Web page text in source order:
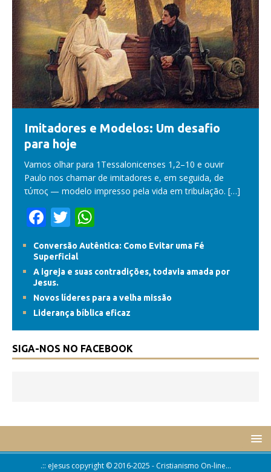
Imitadores e Modelos: Um desafio
para hoje
Vamos olhar para 1Tessalonicenses 1,2–10 e ouvir
Paulo nos chamar de imitadores e, em seguida, de
τύπος — modelo impresso pela vida em tribulação. […]
F
e
b
o
o
k
T
w
itt
er
h
at
s
A
p
p
Conversão Autêntica: Como Evitar uma Fé
Superficial
A igreja e suas contradições, todavia amada por
Jesus.
Novos líderes para a velha missão
Liderança bíblica eficaz
SIGA-NOS NO FACEBOOK
.:: eJesus copyright © 2016-2025 - Cristianismo On-line...